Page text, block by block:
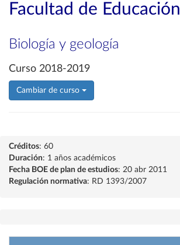
Facultad de Educación
Biología y geología
Curso 2018-2019
Cambiar de curso
Créditos: 60
Duración: 1 años académicos
Fecha BOE de plan de estudios: 20 abr 2011
Regulación normativa: RD 1393/2007